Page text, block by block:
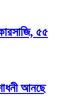
৫৫
আনছে